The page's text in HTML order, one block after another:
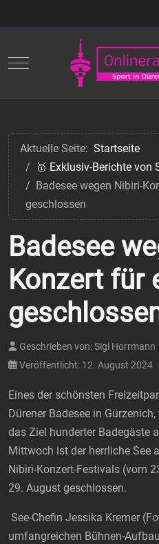
Mobile Menu Toggle
Aktuelle Seite: Startseite
🥇 Exklusiv-Berichte von
Badesee wegen Nibiri-
geschlossen
Badesee
Konzert für
Geschrieben von:Sigi Horrmann
Veröffentlicht: 12. August 2024
Eines der schönsten
Dürener Badesee in
das Ziel hunderter Badegäste
Mittwoch ist der herrliche See
Nibiri-Konzert-Festivals (vom
29. August geschlossen.
See-Chefin Jessika Kremer
umfangreichen Bühnen-